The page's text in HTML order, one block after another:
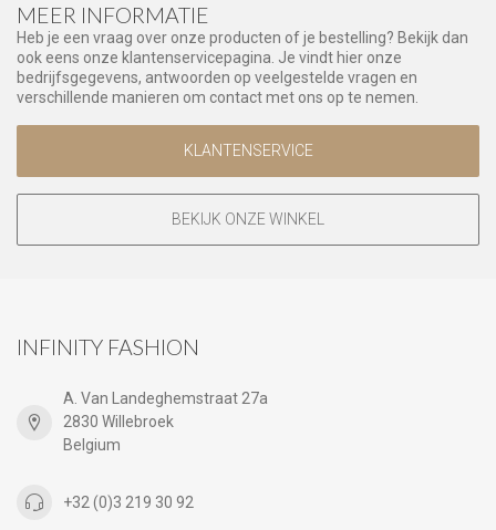
MEER INFORMATIE
Heb je een vraag over onze producten of je bestelling? Bekijk dan
ook eens onze klantenservicepagina. Je vindt hier onze
bedrijfsgegevens, antwoorden op veelgestelde vragen en
verschillende manieren om contact met ons op te nemen.
KLANTENSERVICE
BEKIJK ONZE WINKEL
INFINITY FASHION
A. Van Landeghemstraat 27a
2830 Willebroek
Belgium
+32 (0)3 219 30 92